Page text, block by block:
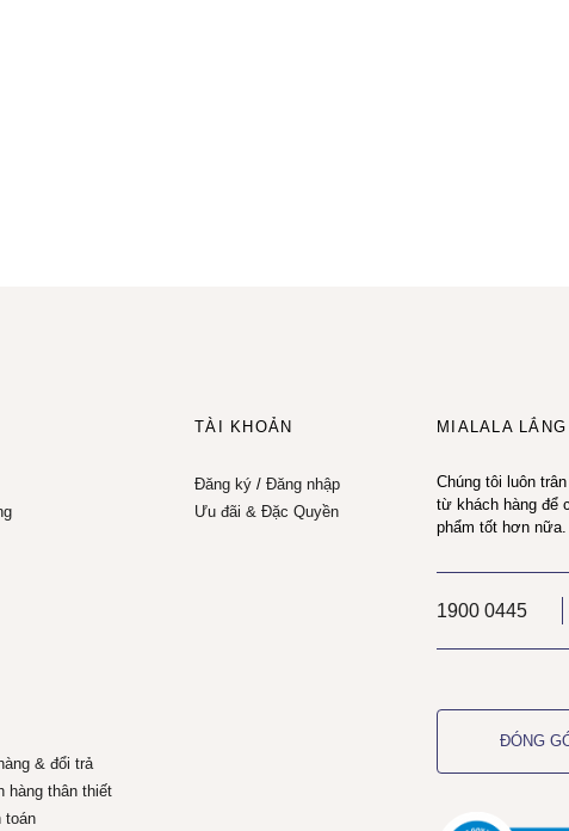
TÀI KHOẢN
Đăng ký/ Đăng nhập
Ưu đãi & Đặc Quyền
& đổi trả
hàng thân thiết
toán
MIALALA
Chúng tôi luôn
từ khách hàng để
phẩm tốt hơn nữa.
1900 0445
ĐÓNG